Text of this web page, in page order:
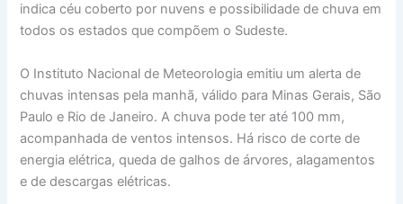
indica céu coberto por nuvens e possibilidade de chuva em
todos os estados que compõem o Sudeste.
O Instituto Nacional de Meteorologia emitiu um alerta de
chuvas intensas pela manhã, válido para Minas Gerais, São
Paulo e Rio de Janeiro. A chuva pode ter até 100 mm,
acompanhada de ventos intensos. Há risco de corte de
energia elétrica, queda de galhos de árvores, alagamentos
e de descargas elétricas.